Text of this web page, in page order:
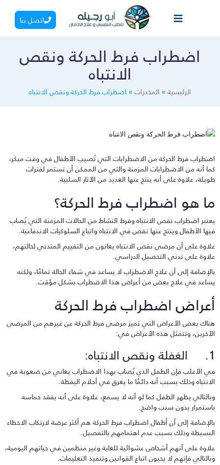
اتصل بنا
اضطراب فرط الحركة ونقص
الانتباه
الرئيسية»المخدرات»اضطراب فرط الحركة ونقص الانتباه
فرط الحركة من الاضطرابات التي تُصيب الأطفال في وقت مبكر،
أنه من الاضطرابات المزمنة والتي من الممكن أن تستمر لفترات
علاوة على أنه ينتج عنها العديد من الآثار السلبية.
هو اضطراب فرط الحركة؟
اضطراب نقص الانتباه وفرط النشاط من الحالات المزمنة التي يُصاب
الأطفال وينتج عنها نقص في الانتباه واتباع السلوكيات الاندفاعية.
على أن مرضى نقص الانتباه يعانون من التقييم المتدني لحالتهم،
على تدني التحصيل الدراسي.
إلى أن علاج الاضطراب لا يساعد في شفاء الحالة تمامًا، ولكنه
في علاج بعض من أعراض هذا الاضطراب بشكل مؤقت.
اضطراب فرط الحركة
بعض الأعراض التي تميز مرضى فرط الحركة عن غيرهم من المرضى
وتتمثل هذه الأعراض في:
الأغلب فإن الطفل الذي يُصاب بهذا الاضطراب يعاني من صعوبة في
وذلك بسبب أنه دائمًا ما يغرق في أحلام اليقظة.
يظهر الطفل كما لو أنه لا يسمع، علاوة على أنه يفقد حماسه
بدون سبب واضح.
إلى أن أطفال اضطراب فرط الحركة هم أكثر عرضة لارتكاب الاخطاء
وذلك بسبب عدم اهتمامهم بالتفصيل.
على أنهم أشخاص عشوائية للغاية وغير منظمين في حياتهم اليومية،
فإنهم لا يحبون اتباع القوانين وتنفيذ التعليمات.